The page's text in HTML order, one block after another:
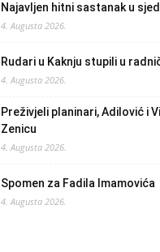
Najavljen hitni sastanak u
4. Augusta 2026.
Rudari u Kaknju stupili u
4. Augusta 2026.
Preživjeli planinari, Adilović i
Zenicu
4. Augusta 2026.
Spomen za Fadila Imamovića
4. Augusta 2026.